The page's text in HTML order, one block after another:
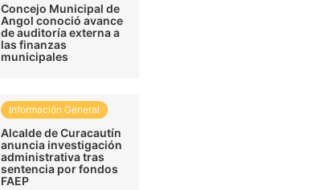
Concejo Municipal de
Angol conoció avance
de auditoría externa a
las finanzas
municipales
Información General
Alcalde de Curacautín
anuncia investigación
administrativa tras
sentencia por fondos
FAEP